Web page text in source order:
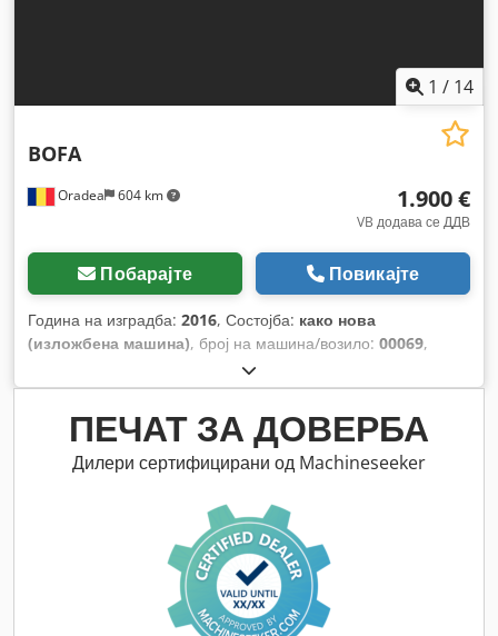
1 / 14
Oradea 604 km
BOFA
1.900 €
VB додава се ДДВ
Побарајте Повикајте
Година на изградба: 2016, Состојба: како нова
(изложбена машина), број на машина/возило: 00069,
ПЕЧАТ ЗА ДОВЕРБА
Дилери сертифицирани од Machineseeker